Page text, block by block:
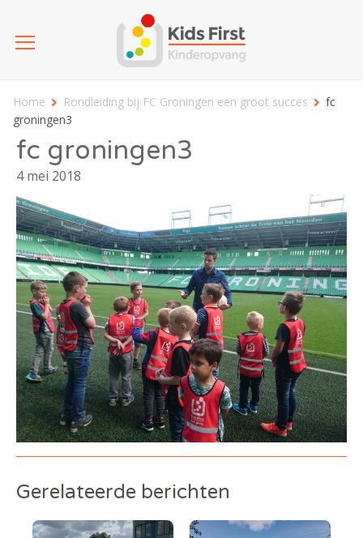
Home Rondleiding bij FC Groningen een groot succes
fc
groningen3
fc groningen3
4 mei 2018
Gerelateerde berichten